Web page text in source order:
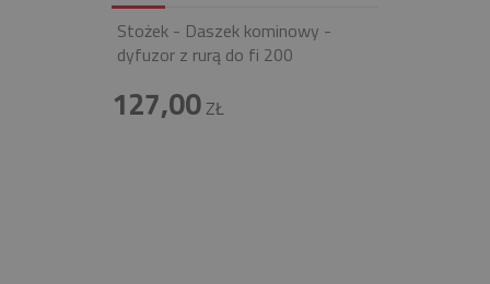
Stożek - Daszek kominowy -
dyfuzor z rurą do fi 200
127,00ZŁ